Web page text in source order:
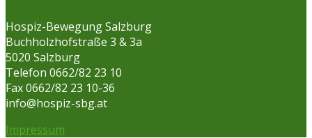
Hospiz-Bewegung Salzburg
Buchholzhofstraße 3 & 3a
5020 Salzburg
Telefon 0662/82 23 10
Fax 0662/82 23 10-36
info@hospiz-sbg.at
Impressum